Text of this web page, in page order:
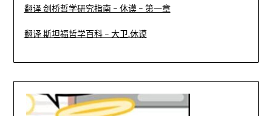
翻译 剑桥哲学研究指南 – 休谟 – 第一章
翻译 斯坦福哲学百科 – 大卫.休谟